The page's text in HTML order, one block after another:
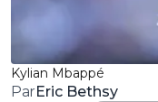
Kylian Mbappé
ParEric Bethsy